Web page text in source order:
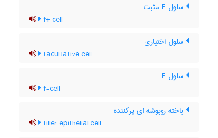
سلول F مثبت
f+ cell
سلول اختیاری
facultative cell
سلول F
f-cell
یاخته روپوشه ای پرکننده
filler epithelial cell